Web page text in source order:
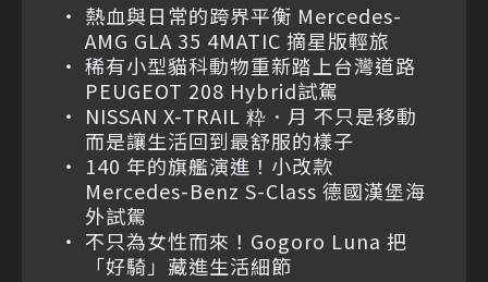
熱血與日常的跨界平衡 Mercedes-
AMG GLA 35 4MATIC 摘星版輕旅
稀有小型貓科動物重新踏上台灣道路
PEUGEOT 208 Hybrid試駕
NISSAN X-TRAIL 粋．月 不只是移動
而是讓生活回到最舒服的樣子
140 年的旗艦演進！小改款
Mercedes-Benz S-Class 德國漢堡海
外試駕
不只為女性而來！Gogoro Luna 把
「好騎」藏進生活細節